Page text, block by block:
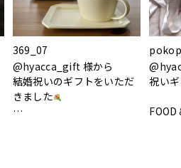
369_07
@hyacca_gift 様から
結婚祝いのギフトをいただ
きました
祝い
FOOD